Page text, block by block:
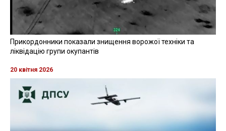
Прикордонники показали знищення ворожої техніки та
ліквідацію групи окупантів
20 квітня 2026